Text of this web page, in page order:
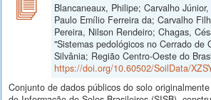
Blancaneaux, Philipe; Carvalho
Paulo Emílio Ferreira da; Carvalho
Pereira, Nilson Rendeiro; Chagas,
"Sistemas pedológicos no Cerrado de
Silvânia; Região Centro-Oeste do
https://doi.org/10.60502/SoilData/
Conjunto de dados públicos do solo